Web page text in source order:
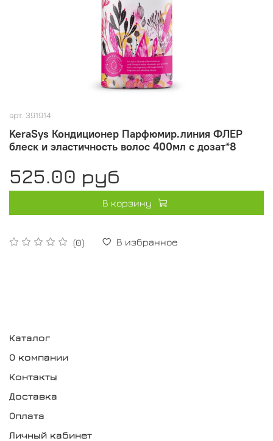
арт. 391914
KeraSys Кондиционер Парфюмир.линия ФЛЕР
блеск и эластичность волос 400мл с дозат*8
(0) В избранное
525.00 руб
В корзину
Каталог
О компании
Контакты
Доставка
Оплата
Личный кабинет